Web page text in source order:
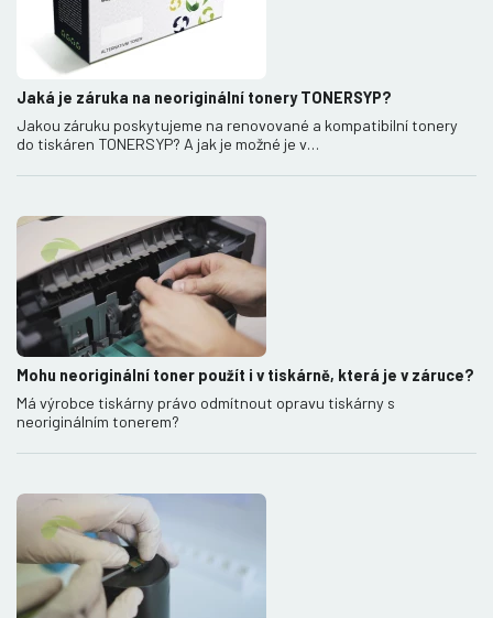
Jaká je záruka na neoriginální tonery TONERSYP?
Jakou záruku poskytujeme na renovované a kompatibilní tonery
do tiskáren TONERSYP? A jak je možné je v…
Mohu neoriginální toner použít i v tiskárně, která je v záruce?
Má výrobce tiskárny právo odmítnout opravu tiskárny s
neoriginálním tonerem?